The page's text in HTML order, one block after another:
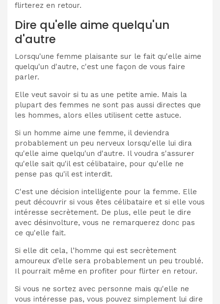
flirterez en retour.
Dire qu'elle aime quelqu'un
d'autre
Lorsqu'une femme plaisante sur le fait qu'elle aime
quelqu'un d'autre, c'est une façon de vous faire
parler.
Elle veut savoir si tu as une petite amie. Mais la
plupart des femmes ne sont pas aussi directes que
les hommes, alors elles utilisent cette astuce.
Si un homme aime une femme, il deviendra
probablement un peu nerveux lorsqu'elle lui dira
qu'elle aime quelqu'un d'autre. Il voudra s'assurer
qu'elle sait qu'il est célibataire, pour qu'elle ne
pense pas qu'il est interdit.
C'est une décision intelligente pour la femme. Elle
peut découvrir si vous êtes célibataire et si elle vous
intéresse secrètement. De plus, elle peut le dire
avec désinvolture, vous ne remarquerez donc pas
ce qu'elle fait.
Si elle dit cela, l’homme qui est secrètement
amoureux d’elle sera probablement un peu troublé.
Il pourrait même en profiter pour flirter en retour.
Si vous ne sortez avec personne mais qu'elle ne
vous intéresse pas, vous pouvez simplement lui dire